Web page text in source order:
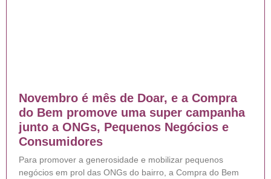
Novembro é mês de Doar, e a Compra
do Bem promove uma super campanha
junto a ONGs, Pequenos Negócios e
Consumidores
Para promover a generosidade e mobilizar pequenos
negócios em prol das ONGs do bairro, a Compra do Bem